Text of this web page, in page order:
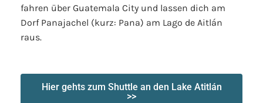
fahren über Guatemala City und lassen dich am
Dorf Panajachel (kurz: Pana) am Lago de Aitlán
raus.
Hier gehts zum Shuttle an den Lake Atitlán
>>